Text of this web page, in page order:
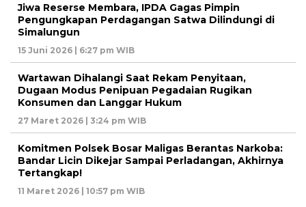
Jiwa Reserse Membara, IPDA Gagas Pimpin
Pengungkapan Perdagangan Satwa Dilindungi di
Simalungun
15 Juni 2026 | 6:27 pm WIB
Wartawan Dihalangi Saat Rekam Penyitaan,
Dugaan Modus Penipuan Pegadaian Rugikan
Konsumen dan Langgar Hukum
27 Maret 2026 | 3:24 pm WIB
Komitmen Polsek Bosar Maligas Berantas Narkoba:
Bandar Licin Dikejar Sampai Perladangan, Akhirnya
Tertangkap!
11 Maret 2026 | 10:57 pm WIB